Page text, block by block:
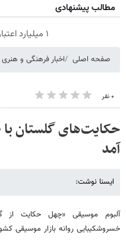
مطالب پیشنهادی
۱ میلیارد اعتبار خرید طلا | بدون ضامن و چک
صفحه اصلی اخبار فرهنگی و هنری
۰ نفر
حکایت‌های گلستان
آمد
ایسنا نوشت:
آلبوم موسیقی «چهل حکایت از
خسروشکیبایی روانه بازار موسیقی